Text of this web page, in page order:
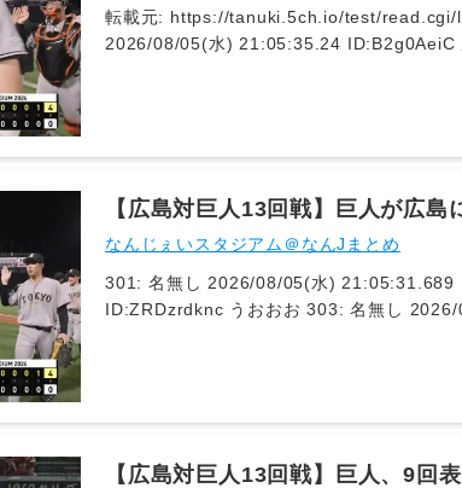
転載元: https://tanuki.5ch.io/test/read.cgi/livebase/1785928388/
2026/08/05(水) 21:05:35.24 ID:B2g0AeiC 勝利ｷﾀ━━━━━━(ﾟ∀ﾟ)━━━━━━!! 465: どうですか解説の名無しさ
【広島対巨人13回戦】巨人が広
失点で2桁10勝目 知念大成がプロ
なんじぇいスタジアム＠なんJまとめ
301: 名無し 2026/08/05(水) 21:05:31.689 ID:ee7FgU3jr おお 302: 名無し 2026/08/05(水) 21:05:35.687
【広島対巨人13回戦】巨人、9回